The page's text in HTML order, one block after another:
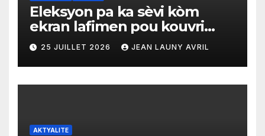
Eleksyon pa ka sèvi kòm
ekran lafimen pou kouvri
echèk tranzisyon an
25 JUILLET 2026 JEAN LAUNY AVRIL
AKTYALITE